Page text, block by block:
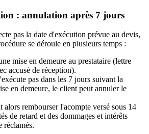
: annulation après 7 jours
pas la date d'exécution prévue au devis,
se déroule en plusieurs temps :
mise en demeure au prestataire (lettre
accusé de réception).
pas dans les 7 jours suivant la
en demeure, le client peut annuler le
alors rembourser l'acompte versé sous 14
de retard et des dommages et intérêts
réclamés.